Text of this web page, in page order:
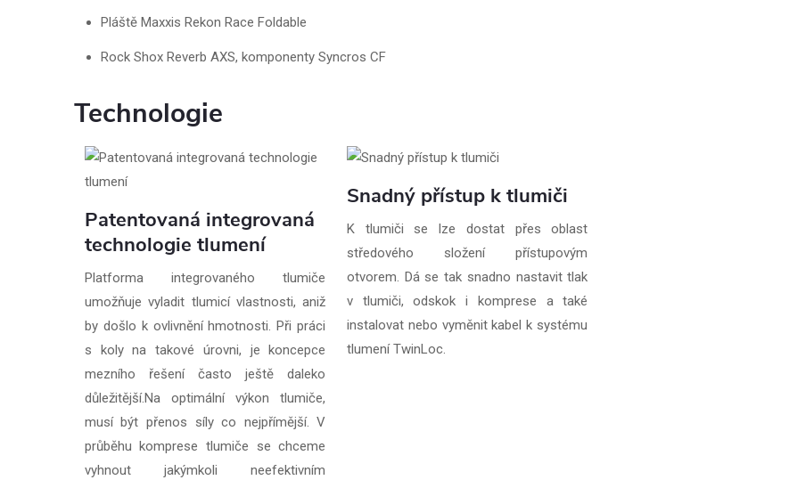
Pláště Maxxis Rekon Race Foldable
Rock Shox Reverb AXS, komponenty Syncros CF
Technologie
Patentovaná integrovaná
technologie tlumení
Platforma integrovaného tlumiče
umožňuje vyladit tlumicí vlastnosti, aniž
by došlo k ovlivnění hmotnosti. Při práci
s koly na takové úrovni, je koncepce
mezního řešení často ještě daleko
důležitější.Na optimální výkon tlumiče,
musí být přenos síly co nejpřímější. V
průběhu komprese tlumiče se chceme
vyhnout jakýmkoli neefektivním
Snadný přístup k tlumiči
K tlumiči se lze dostat přes oblast
středového složení přístupovým
otvorem. Dá se tak snadno nastavit tlak
v tlumiči, odskok i komprese a také
instalovat nebo vyměnit kabel k systému
tlumení TwinLoc.